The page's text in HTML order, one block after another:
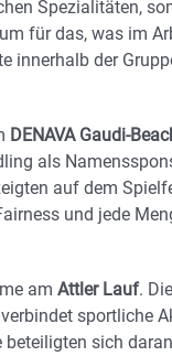
Spezialitäten,
für das, was im
innerhalb der
DENAVA Gaudi-
als
auf dem
und jede
am Attler Lauf.
sportliche
beteiligten sich